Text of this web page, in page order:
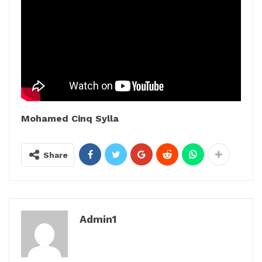
Mohamed Cinq Sylla
Share
Admin1